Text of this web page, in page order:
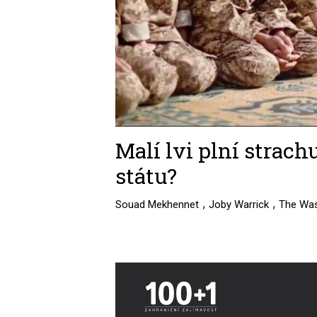
Malí lvi plní
státu?
Souad Mekhennet , Joby Warrick , The